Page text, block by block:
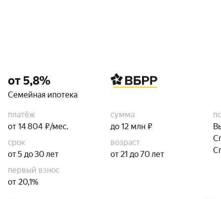
от 5,8%
Семейная ипотека
платёж
от 14 804 ₽/мес.
сумма
до 12 млн ₽
срок
от 5 до 30 лет
возраст
от 21 до 70 лет
первый взнос
от 20,1%